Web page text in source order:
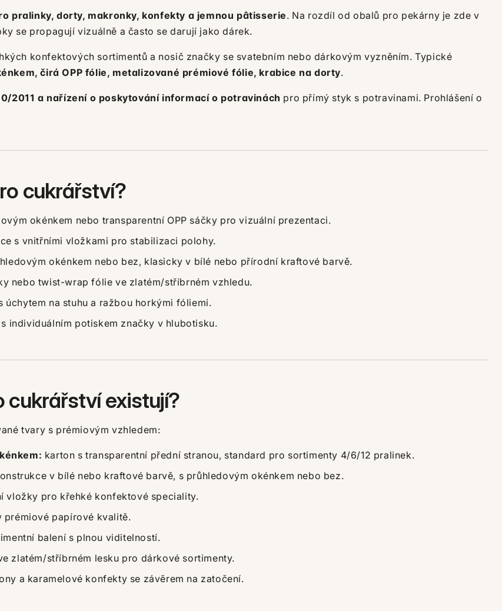
pralinky, dorty, makronky, konfekty a jemnou pâtisserie. Na rozdíl od obalů pro pekárny je zde v
se propagují vizuálně a často se darují jako dárek.
konfektových sortimentů a nosič značky se svatebním nebo dárkovým vyzněním. Typické
čirá OPP fólie, metalizované prémiové fólie, krabice na dorty.
2011 a nařízení o poskytování informací o potravinách pro přímý styk s potravinami. Prohlášení o
cukrářství?
okénkem nebo transparentní OPP sáčky pro vizuální prezentaci.
s vnitřními vložkami pro stabilizaci polohy.
okénkem nebo bez, klasicky v bílé nebo přírodní kraftové barvě.
nebo twist-wrap fólie ve zlatém/stříbrném vzhledu.
úchytem na stuhu a ražbou horkými fóliemi.
individuálním potiskem značky v hlubotisku.
cukrářství existují?
tvary s prémiovým vzhledem:
karton s transparentní přední stranou, standard pro sortimenty 4/6/12 pralinek.
v bílé nebo kraftové barvě, s průhledovým okénkem nebo bez.
vložky pro křehké konfektové speciality.
papírové kvalitě.
balení s plnou viditelností.
zlatém/stříbrném lesku pro dárkové sortimenty.
a karamelové konfekty se závěrem na zatočení.